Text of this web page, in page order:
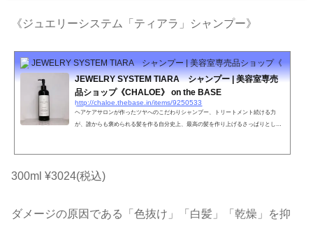
《ジュエリーシステム「ティアラ」シャンプー》
JEWELRY SYSTEM TIARA シャンプー | 美容室専売品ショップ《
JEWELRY SYSTEM TIARA シャンプー | 美容室専売
品ショップ《CHALOE》 on the BASE
http://chaloe.thebase.in/items/9250533
ヘアケアサロンが作ったツヤへのこだわりシャンプー、トリートメント続ける力
が、誰からも褒められる髪を作る自分史上、最高の髪を作り上げるさっぱりとした
高い。ケラチンとの結合力が強いため洗っても効果が持続する。ヘアカラーやパー
マなどのアルカリ物を除去する。紫外線を吸収してくれる。やれ...
300ml ¥3024(税込)
ダメージの原因である「色抜け」「白髪」「乾燥」を抑